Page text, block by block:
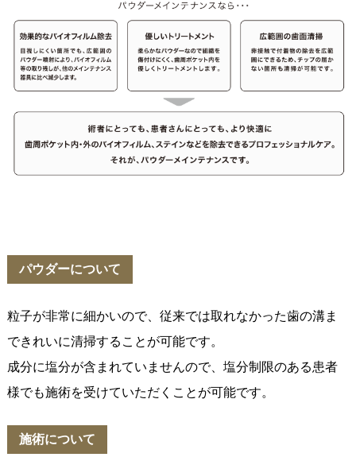
パウダーについて
粒子が非常に細かいので、従来では取れなかった歯の溝ま
できれいに清掃することが可能です。
成分に塩分が含まれていませんので、塩分制限のある患者
様でも施術を受けていただくことが可能です。
施術について